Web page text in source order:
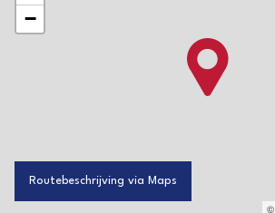
−
©
Routebeschrijving via Maps